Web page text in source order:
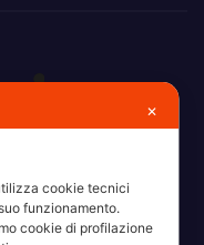
✕
cookie tecnici
funzionamento.
cookie di profilazione